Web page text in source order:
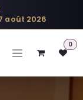
août 2026
0